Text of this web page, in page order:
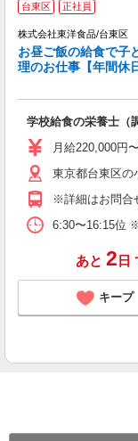
台東区 正社員
株式会社東洋食品/台東区
お昼ご飯の給食で子
理のお仕事【年間休
学校給食の栄養士（
月給220,000円
東京都台東区の
※詳細はお問合
6:30〜16:15位
あと 2 日
キープ